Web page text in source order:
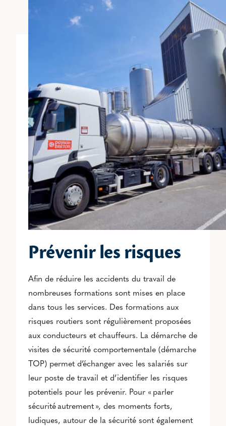
Prévenir les risques
Afin de réduire les accidents du travail de
nombreuses formations sont mises en place
dans tous les services. Des formations aux
risques routiers sont régulièrement proposées
aux conducteurs et chauffeurs. La démarche de
visites de sécurité comportementale (démarche
TOP) permet d’échanger avec les salariés sur
leur poste de travail et d’identifier les risques
potentiels pour les prévenir. Pour « parler
sécurité autrement », des moments forts,
ludiques, autour de la sécurité sont également